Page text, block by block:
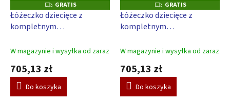
G
R
A
T
GRATIS
Łóżeczko dziecięce z
kompletnym
Kulisek 120 x 60 cm - zielony
W magazynie i wysyłka od zaraz
705,13 zł
Do koszyka
G
R
A
T
GRATIS
Łóżeczko dziecięce z
kompletnym
Kulisek 120 x 60 cm -
W magazynie i wysyłka od zaraz
705,13 zł
Do koszyka